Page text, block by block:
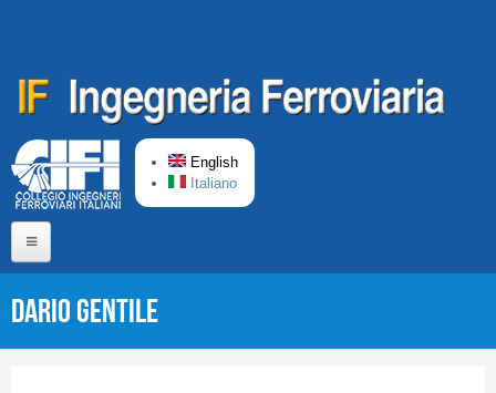
English
Italiano
Dario GENTILE